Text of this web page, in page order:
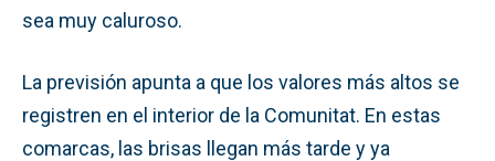
sea muy caluroso.
La previsión apunta a que los valores más altos se
registren en el interior de la Comunitat. En estas
comarcas, las brisas llegan más tarde y ya